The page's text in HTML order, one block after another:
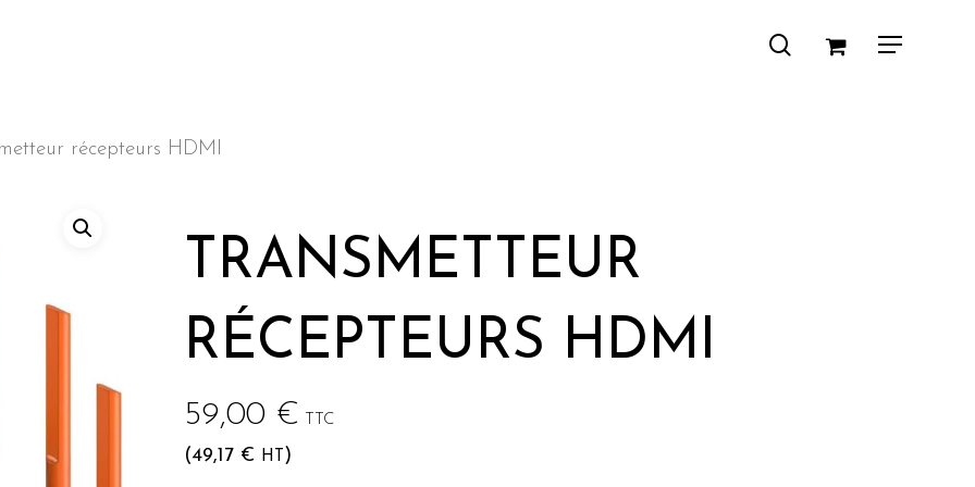
ou sur Echap pour annuler
Menu
search
récepteurs HDMI
TRANSMETTEUR
RÉCEPTEURS HDMI
59,00 € TTC
(49,17 € HT )